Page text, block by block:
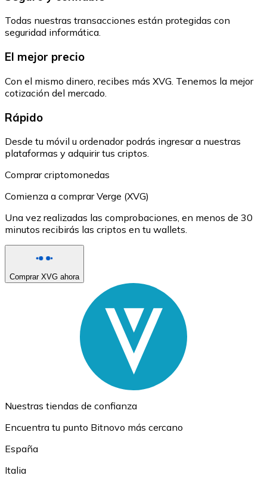
Todas nuestras transacciones están protegidas con
seguridad informática.
El mejor precio
Con el mismo dinero, recibes más XVG. Tenemos la mejor
cotización del mercado.
Rápido
Desde tu móvil u ordenador podrás ingresar a nuestras
plataformas y adquirir tus criptos.
Comprar criptomonedas
Comienza a comprar Verge (XVG)
Una vez realizadas las comprobaciones, en menos de 30
minutos recibirás las criptos en tu wallets.
Comprar XVG ahora
Nuestras tiendas de confianza
Encuentra tu punto Bitnovo más cercano
España
Italia